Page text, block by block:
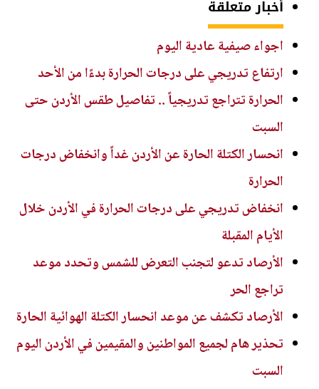
أخبار متعلقة
اجواء صيفية عادية اليوم
ارتفاع تدريجي على درجات الحرارة بدءًا من الأحد
الحرارة تتراجع تدريجياً .. تفاصيل طقس الأردن حتى
السبت
انحسار الكتلة الحارة عن الأردن غداً وانخفاض درجات
الحرارة
انخفاض تدريجي على درجات الحرارة في الأردن خلال
الأيام المقبلة
الأرصاد تدعو لتجنب التعرض للشمس وتحدد موعد
تراجع الحر
الأرصاد تكشف عن موعد انحسار الكتلة الهوائية الحارة
تحذير هام لجميع المواطنين والمقيمين في الأردن اليوم
السبت